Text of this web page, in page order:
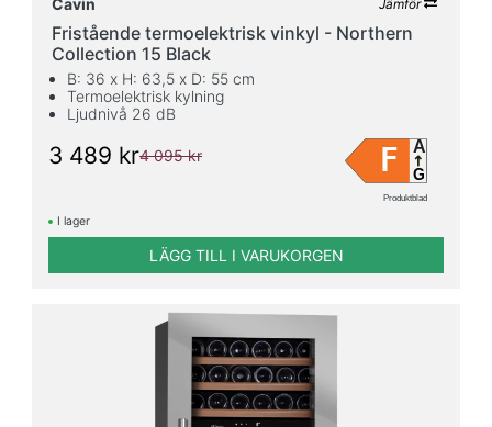
Jämför
Fristående termoelektrisk vinkyl - Northern
Collection 15 Black
B: 36 x H: 63,5 x D: 55 cm
Termoelektrisk kylning
Ljudnivå 26 dB
3 489 kr4 095 kr F A
G
Produktblad
I lager
LÄGG TILL I VARUKORGEN